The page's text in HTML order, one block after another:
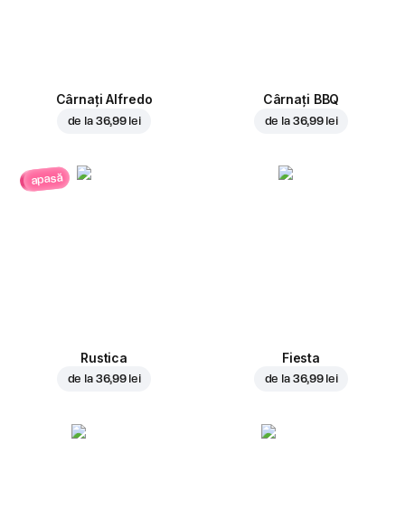
Cârnați Alfredo
de la 36,99 lei
Cârnați BBQ
de la 36,99 lei
apasă
Rustica
de la 36,99 lei
Fiesta
de la 36,99 lei